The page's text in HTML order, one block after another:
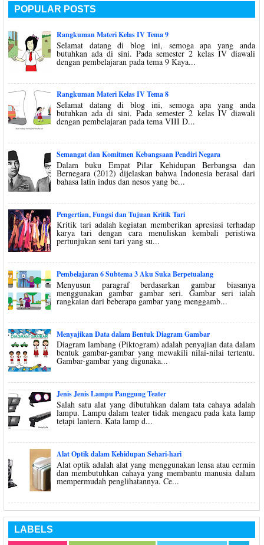
POPULAR POSTS
Rangkuman Materi Kelas IV Tema 9
Selamat datang di blog ini, semoga apa yang anda
butuhkan ada di sini. Pada semester 2 kelas IV diawali
dengan pembelajaran pada tema 9 Kaya...
Rangkuman Materi Kelas IV Tema 8
Selamat datang di blog ini, semoga apa yang anda
butuhkan ada di sini. Pada semester 2 kelas IV diawali
dengan pembelajaran pada tema VIII D...
Semangat dan Komitmen Kebangsaan Pendiri Negara
Dalam buku Empat Pilar Kehidupan Berbangsa dan
Bernegara (2012) dijelaskan bahwa Indonesia berasal dari
bahasa latin indus dan nesos yang be...
Pengertian, Fungsi dan Tujuan Kritik Tari
Kritik tari adalah kegiatan memberikan apresiasi terhadap
karya tari dengan cara menuliskan kembali peristiwa
pertunjukan seni tari yang su...
Pembelajaran 6 Subtema 3 Aku Suka Berpetualang
Menyusun paragraf berdasarkan gambar biasanya
menggunakan gambar gambar seri. Gambar seri ialah
rangkaian dari beberapa gambar yang menggamb...
Menyajikan Data dalam Bentuk Diagram Gambar
Diagram lambang (Piktogram) adalah penyajian data dalam
bentuk gambar-gambar yang mewakili nilai-nilai tertentu.
Gambar-gambar yang digunaka...
Jenis Jenis Lampu Panggung Teater
Salah satu alat yang dibutuhkan dalam tata cahaya adalah
lampu. Lampu dalam teater tidak mengacu pada kata lamp
tetapi lantern. Kata lamp d...
Alat Optik dalam Kehidupan Sehari-hari
Alat optik adalah alat yang menggunakan lensa atau cermin
dan membutuhkan cahaya yang membantu manusia dalam
mempermudah penglihatannya. Ce...
LABELS